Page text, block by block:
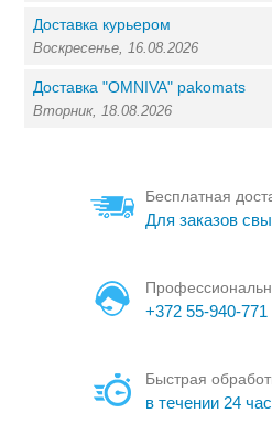
Доставка курьером
Воскресенье, 16.08.2026
Доставка "OMNIVA" pakomats
Вторник, 18.08.2026
Бесплатная
Для заказов
+372 55-940-771
Быстрая
в течении 24